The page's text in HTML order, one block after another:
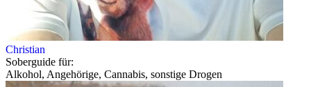
Christian
Soberguide für:
Alkohol, Angehörige, Cannabis, sonstige Drogen